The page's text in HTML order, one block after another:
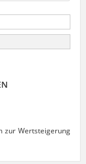
zur Wertsteigerung